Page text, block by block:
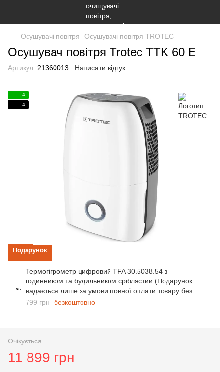
Осушувачі повітря Осушувачі повітря TROTEC
Осушувач повітря Trotec TTK 60 E
Артикул: 21360013 Написати відгук
4
4
Подарунок
Термогігрометр цифровий TFA 30.5038.54 з
годинником та будильником сріблястий (Подарунок
надається лише за умови повної оплати товару без
використання додаткових знижок чи промо-кодів. При
покупці в кредит, оплаті частинами подарунок не
799 грн безкоштовно
Очікується
11 899 грн